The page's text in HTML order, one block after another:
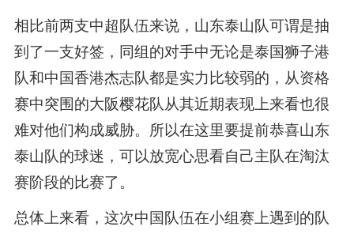
相比前两支中超队伍来说，山东泰山队可谓是抽
到了一支好签，同组的对手中无论是泰国狮子港
队和中国香港杰志队都是实力比较弱的，从资格
赛中突围的大阪樱花队从其近期表现上来看也很
难对他们构成威胁。所以在这里要提前恭喜山东
泰山队的球迷，可以放宽心思看自己主队在淘汰
赛阶段的比赛了。
总体上来看，这次中国队伍在小组赛上遇到的队